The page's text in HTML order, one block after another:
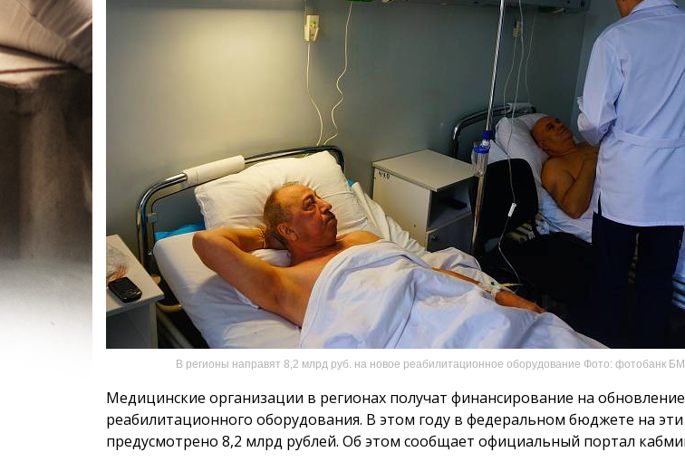
В регионы направят 8,2 млрд руб. на новое реабилитационное оборудование Фото: фотобанк
Медицинские организации в регионах получат финансирование на обновление
реабилитационного оборудования. В этом году в федеральном бюджете на эти
предусмотрено 8,2 млрд рублей. Об этом сообщает официальный портал